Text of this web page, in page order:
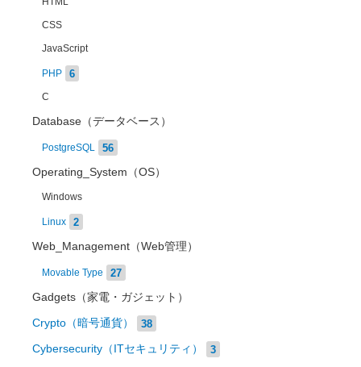
CSS
JavaScript
PHP 6
C
Database（データベース）
PostgreSQL 56
Operating_System（OS）
Windows
Linux 2
Web_Management（Web管理）
Movable Type 27
Gadgets（家電・ガジェット）
Crypto（暗号通貨） 38
Cybersecurity（ITセキュリティ） 3